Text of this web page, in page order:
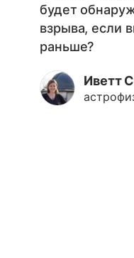
будет
взрыва, если
раньше?
Иветт